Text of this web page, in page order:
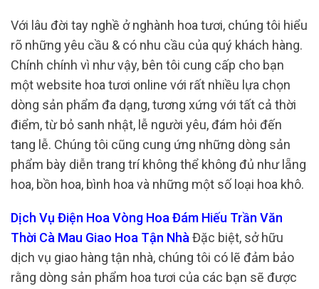
Với lâu đời tay nghề ở nghành hoa tươi, chúng tôi hiểu
rõ những yêu cầu & có nhu cầu của quý khách hàng.
Chính chính vì như vậy, bên tôi cung cấp cho bạn
một website hoa tươi online với rất nhiều lựa chọn
dòng sản phẩm đa dạng, tương xứng với tất cả thời
điểm, từ bỏ sanh nhật, lễ người yêu, đám hỏi đến
tang lễ. Chúng tôi cũng cung ứng những dòng sản
phẩm bày diễn trang trí không thể không đủ như lẵng
hoa, bồn hoa, bình hoa và những một số loại hoa khô.
Dịch Vụ Điện Hoa Vòng Hoa Đám Hiếu Trần Văn
Thời Cà Mau Giao Hoa Tận Nhà Đặc biệt, sở hữu
dịch vụ giao hàng tận nhà, chúng tôi có lẽ đảm bảo
rằng dòng sản phẩm hoa tươi của các bạn sẽ được